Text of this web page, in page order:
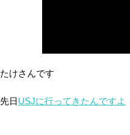
たけさんです
先日USJに行ってきたんですよ